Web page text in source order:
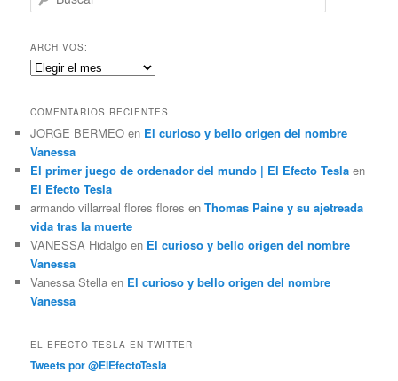
u
c
a
r
ARCHIVOS:
Archivos:
COMENTARIOS RECIENTES
JORGE BERMEO en El curioso y bello origen del nombre
Vanessa
El primer juego de ordenador del mundo | El Efecto Tesla en
El Efecto Tesla
armando villarreal flores flores enThomas Paine y su ajetreada
vida tras la muerte
VANESSA Hidalgo en El curioso y bello origen del nombre
Vanessa
Vanessa Stella en El curioso y bello origen del nombre
Vanessa
EL EFECTO TESLA EN TWITTER
Tweets por @ElEfectoTesla